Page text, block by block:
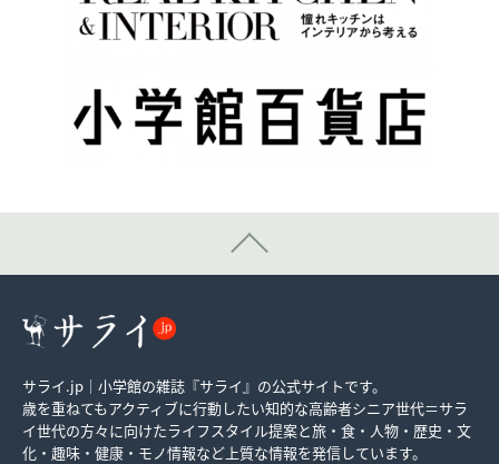
サライ.jp｜小学館の雑誌『サライ』の公式サイトです。
歳を重ねてもアクティブに行動したい知的な高齢者シニア世代＝サラ
イ世代の方々に向けたライフスタイル提案と旅・食・人物・歴史・文
化・趣味・健康・モノ情報など上質な情報を発信しています。